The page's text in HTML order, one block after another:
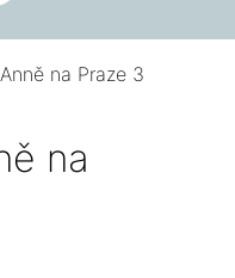
na Praze 3
na